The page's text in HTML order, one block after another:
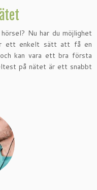
Nu har du möjlighet
ett enkelt sätt att få en
kan vara ett bra första
på nätet är ett snabbt